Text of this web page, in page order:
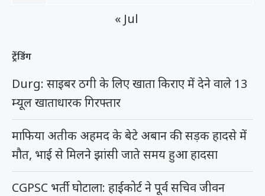
« Jul
ट्रेंडिंग
Durg: साइबर ठगी के लिए खाता किराए में देने वाले 13
म्यूल खाताधारक गिरफ्तार
माफिया अतीक अहमद के बेटे अबान की सड़क हादसे में
मौत, भाई से मिलने झांसी जाते समय हुआ हादसा
CGPSC भर्ती घोटाला: हाईकोर्ट ने पूर्व सचिव जीवन